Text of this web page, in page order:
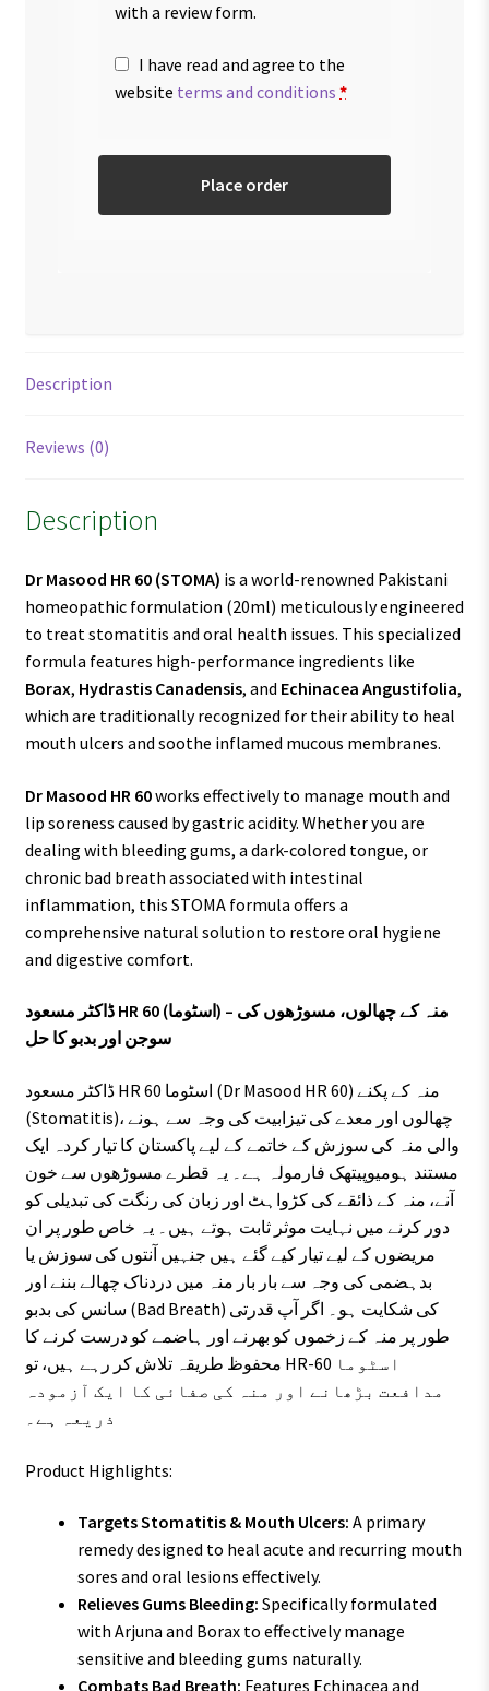
with a review form.
I have read and agree to the
website terms and conditions *
Place order
Description
Reviews (0)
Description
Dr Masood HR 60 (STOMA) is a world-renowned Pakistani
homeopathic formulation (20ml) meticulously engineered
to treat stomatitis and oral health issues. This specialized
formula features high-performance ingredients like
Borax, Hydrastis Canadensis, and Echinacea Angustifolia,
which are traditionally recognized for their ability to heal
mouth ulcers and soothe inflamed mucous membranes.
Dr Masood HR 60works effectively to manage mouth and
lip soreness caused by gastric acidity. Whether you are
dealing with bleeding gums, a dark-colored tongue, or
chronic bad breath associated with intestinal
inflammation, this STOMA formula offers a
comprehensive natural solution to restore oral hygiene
and digestive comfort.
ڈاکٹر مسعود HR 60 (اسٹوما) – منہ کے چھالوں، مسوڑھوں کی
سوجن اور بدبو کا حل
ڈاکٹر مسعود HR 60 اسٹوما (Dr Masood HR 60) منہ کے پکنے
(Stomatitis)، چھالوں اور معدے کی تیزابیت کی وجہ سے ہونے
والی منہ کی سوزش کے خاتمے کے لیے پاکستان کا تیار کردہ ایک
مستند ہومیوپیتھک فارمولہ ہے۔ یہ قطرے مسوڑھوں سے خون
آنے، منہ کے ذائقے کی کڑواہٹ اور زبان کی رنگت کی تبدیلی کو
دور کرنے میں نہایت موثر ثابت ہوتے ہیں۔ یہ خاص طور پر ان
مریضوں کے لیے تیار کیے گئے ہیں جنہیں آنتوں کی سوزش یا
بدہضمی کی وجہ سے بار بار منہ میں دردناک چھالے بننے اور
سانس کی بدبو (Bad Breath) کی شکایت ہو۔ اگر آپ قدرتی
طور پر منہ کے زخموں کو بھرنے اور ہاضمے کو درست کرنے کا
محفوظ طریقہ تلاش کر رہے ہیں، تو HR-60 اسٹوما
مدافعت بڑھانے اور منہ کی صفائی کا ایک آزمودہ
ذریعہ ہے۔
Product Highlights:
Targets Stomatitis & Mouth Ulcers: A primary
remedy designed to heal acute and recurring mouth
sores and oral lesions effectively.
Relieves Gums Bleeding: Specifically formulated
with Arjuna and Borax to effectively manage
sensitive and bleeding gums naturally.
Combats Bad Breath: Features Echinacea and